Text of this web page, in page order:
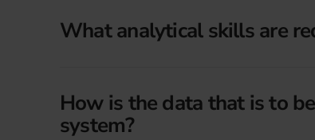
What analytical skills are
How is the data that is to
system?